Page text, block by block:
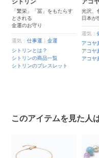
「繁栄」「冨」をもたらす
とされる
金運のお守り
運気：仕事運 ｜金運
シトリンとは？
シトリンの商品一覧
シトリンのブレスレット
光沢、
日本が
運気：
アコヤ
アコヤ
アコヤ
このアイテムを見た人